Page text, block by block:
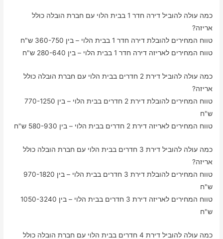
כמה עולה להוביל דירה חדר 1 בבית הלוי עם חברת הובלה כולל
אריזה?
טווח המחירים להובלת דירה חדר 1 בבית הלוי – בין 360-750 ש"ח
טווח המחירים לאריזה דירה חדר 1 בבית הלוי – בין 280-640 ש"ח
כמה עולה להוביל דירת 2 חדרים בבית הלוי עם חברת הובלה כולל
אריזה?
טווח המחירים להובלת דירת 2 חדרים בבית הלוי – בין 770-1250
ש"ח
טווח המחירים לאריזה דירת 2 חדרים בבית הלוי – בין 580-930 ש"ח
כמה עולה להוביל דירת 3 חדרים בבית הלוי עם חברת הובלה כולל
אריזה?
טווח המחירים להובלת דירת 3 חדרים בבית הלוי – בין 970-1820
ש"ח
טווח המחירים לאריזה דירת 3 חדרים בבית הלוי – בין 1050-3240
ש"ח
כמה עולה להוביל דירת 4 חדרים בבית הלוי עם חברת הובלה כולל